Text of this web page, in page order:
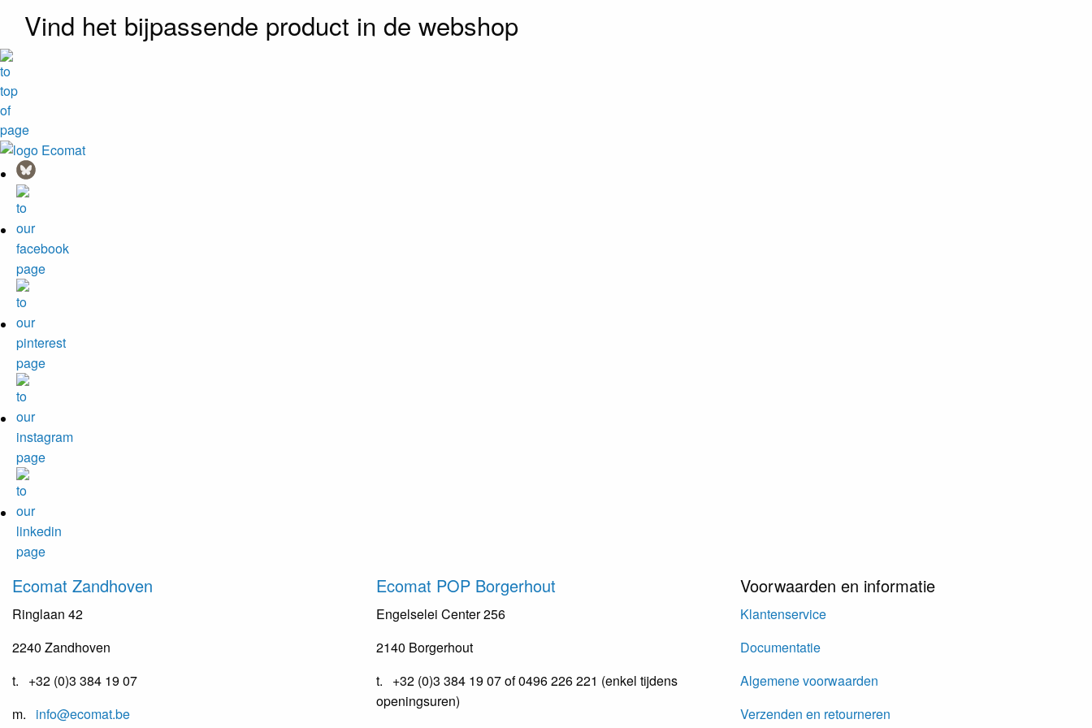
Vind het bijpassende product in de webshop
Ecomat Zandhoven
Ringlaan 42
2240 Zandhoven
t. +32 (0)3 384 19 07
m. info@ecomat.be
Ecomat POP Borgerhout
Engelselei Center 256
2140 Borgerhout
t. +32 (0)3 384 19 07 of 0496 226 221 (enkel tijdens
openingsuren)
Voorwaarden en informatie
Klantenservice
Documentatie
Algemene voorwaarden
Verzenden en retourneren